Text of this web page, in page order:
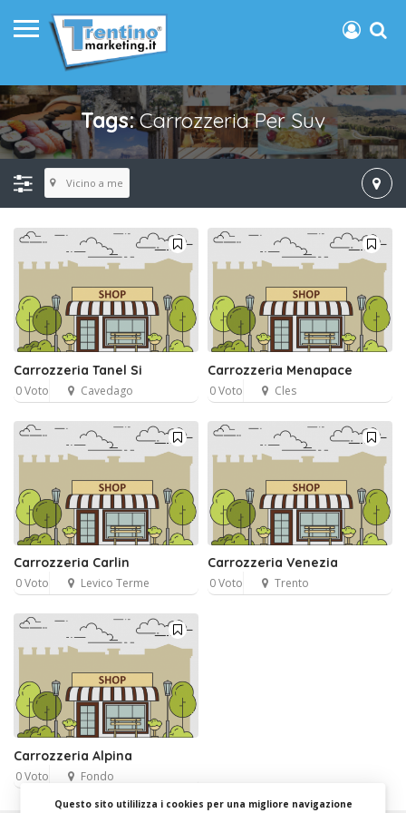
Tags:Carrozzeria Per Suv
Vicino a me
Carrozzeria Tanel Si
0 Voto Cavedago
Carrozzeria Menapace
0 Voto Cles
Carrozzeria Carlin
0 Voto Levico Terme
Carrozzeria Venezia
0 Voto Trento
Carrozzeria Alpina
0 Voto Fondo
Questo sito utililizza i cookies per una migliore navigazione